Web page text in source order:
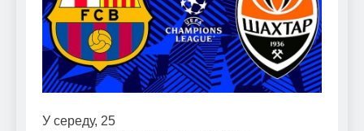
У середу, 25